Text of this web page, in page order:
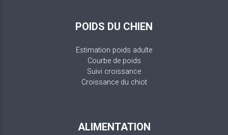
POIDS DU CHIEN
Estimation poids adulte
Courbe de poids
Suivi croissance
Croissance du chiot
ALIMENTATION